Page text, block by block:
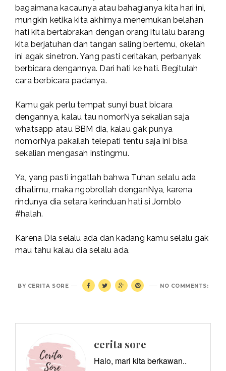
bagaimana kacaunya atau bahagianya kita hari ini,
mungkin ketika kita akhirnya menemukan belahan
hati kita bertabrakan dengan orang itu lalu barang
kita berjatuhan dan tangan saling bertemu, okelah
ini agak sinetron. Yang pasti ceritakan, perbanyak
berbicara dengannya. Dari hati ke hati. Begitulah
cara berbicara padanya.
Kamu gak perlu tempat sunyi buat bicara
dengannya, kalau tau nomorNya sekalian saja
whatsapp atau BBM dia, kalau gak punya
nomorNya pakailah telepati tentu saja ini bisa
sekalian mengasah instingmu.
Ya, yang pasti ingatlah bahwa Tuhan selalu ada
dihatimu, maka ngobrollah denganNya, karena
rindunya dia setara kerinduan hati si Jomblo
#halah.
Karena Dia selalu ada dan kadang kamu selalu gak
mau tahu kalau dia selalu ada.
NO COMMENTS:
BY CERITA SORE
cerita sore
Halo, mari kita berkawan..